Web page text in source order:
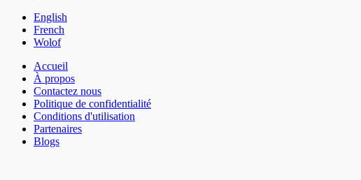
English
French
Wolof
Accueil
À propos
Contactez nous
Politique de confidentialité
Conditions d'utilisation
Partenaires
Blogs